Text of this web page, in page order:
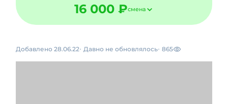
16 000 ₽смена
Добавлено 28.06.22 Давно не обновлялось 865